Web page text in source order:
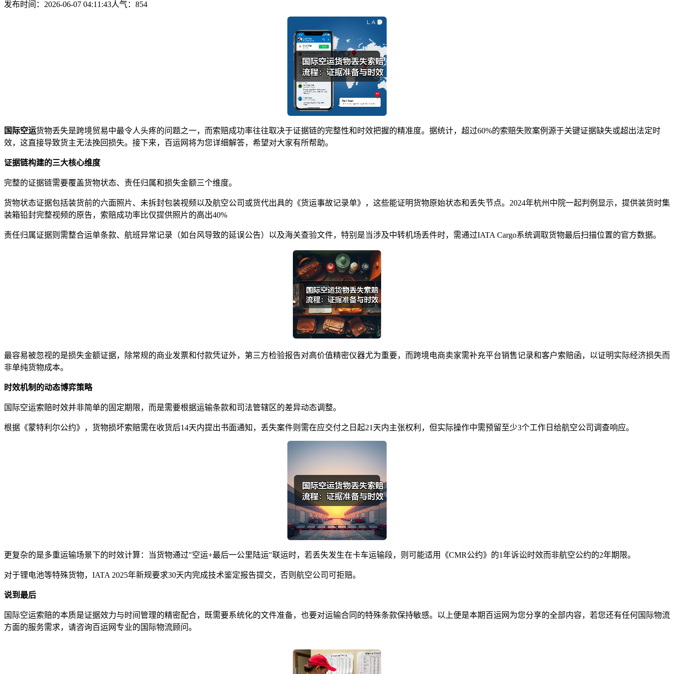
发布时间：2026-06-07 04:11:43人气： 854
国际空运货物丢失是跨境贸易中最令人头疼的问题之一，而索赔成功率往往取决于证据链的完整性和时效把握的精准度。据统计，超过60%的索赔失败案例源于关键证据缺失或超出法定时
效，这直接导致货主无法挽回损失。接下来，百运网将为您详细解答，希望对大家有所帮助。
证据链构建的三大核心维度
完整的证据链需要覆盖货物状态、责任归属和损失金额三个维度。
货物状态证据包括装货前的六面照片、未拆封包装视频以及航空公司或货代出具的《货运事故记录单》，这些能证明货物原始状态和丢失节点。2024年杭州中院一起判例显示，提供装货时集
装箱铅封完整视频的原告，索赔成功率比仅提供照片的高出40%
责任归属证据则需整合运单条款、航班异常记录（如台风导致的延误公告）以及海关查验文件，特别是当涉及中转机场丢件时，需通过IATA Cargo系统调取货物最后扫描位置的官方数据。
最容易被忽视的是损失金额证据，除常规的商业发票和付款凭证外，第三方检验报告对高价值精密仪器尤为重要，而跨境电商卖家需补充平台销售记录和客户索赔函，以证明实际经济损失而
非单纯货物成本。
时效机制的动态博弈策略
国际空运索赔时效并非简单的固定期限，而是需要根据运输条款和司法管辖区的差异动态调整。
根据《蒙特利尔公约》，货物损坏索赔需在收货后14天内提出书面通知，丢失案件则需在应交付之日起21天内主张权利，但实际操作中需预留至少3个工作日给航空公司调查响应。
更复杂的是多重运输场景下的时效计算：当货物通过"空运+最后一公里陆运"联运时，若丢失发生在卡车运输段，则可能适用《CMR公约》的1年诉讼时效而非航空公约的2年期限。
对于锂电池等特殊货物，IATA 2025年新规要求30天内完成技术鉴定报告提交，否则航空公司可拒赔。
说到最后
国际空运索赔的本质是证据效力与时间管理的精密配合，既需要系统化的文件准备，也要对运输合同的特殊条款保持敏感。以上便是本期百运网为您分享的全部内容，若您还有任何国际物流
方面的服务需求，请咨询百运网专业的国际物流顾问。